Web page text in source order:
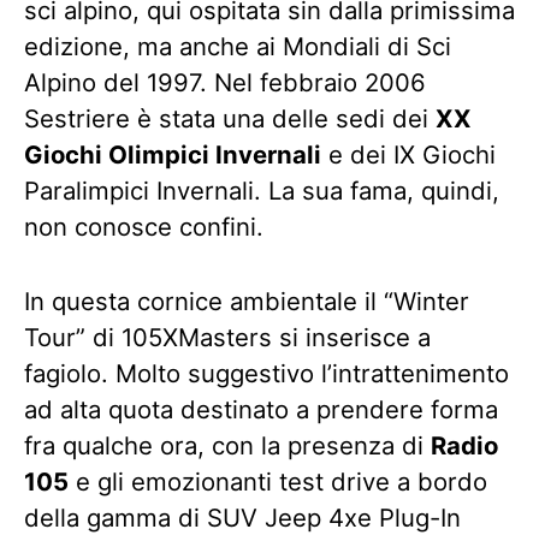
sci alpino, qui ospitata sin dalla primissima
edizione, ma anche ai Mondiali di Sci
Alpino del 1997. Nel febbraio 2006
Sestriere è stata una delle sedi dei XX
Giochi Olimpici Invernali e dei IX Giochi
Paralimpici Invernali. La sua fama, quindi,
non conosce confini.
In questa cornice ambientale il “Winter
Tour” di 105XMasters si inserisce a
fagiolo. Molto suggestivo l’intrattenimento
ad alta quota destinato a prendere forma
fra qualche ora, con la presenza di Radio
105 e gli emozionanti test drive a bordo
della gamma di SUV Jeep 4xe Plug-In